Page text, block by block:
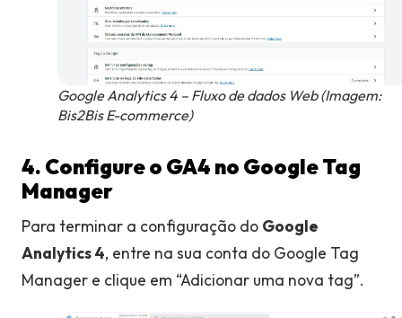
Google Analytics 4 – Fluxo de dados Web (Imagem:
Bis2Bis E-commerce)
4. Configure o GA4 no Google Tag
Manager
Para terminar a configuração do Google
Analytics 4, entre na sua conta do Google Tag
Manager e clique em “Adicionar uma nova tag”.